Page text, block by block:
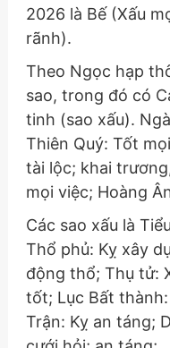
2026 là Bế (Xấu
rãnh).
Theo Ngọc hạp
sao, trong đó có
tinh (sao xấu).
Thiên Quý: Tốt
tài lộc; khai
mọi việc; Hoàng
Các sao xấu là
Thổ phủ: Kỵ xây
động thổ; Thụ tử:
tốt; Lục Bất
Trận: Kỵ an táng;